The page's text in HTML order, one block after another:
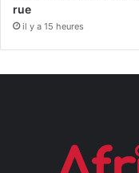
rue
il y a 15 heures